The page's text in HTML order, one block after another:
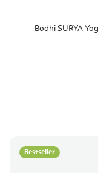
Bodhi SURYA
Bestseller